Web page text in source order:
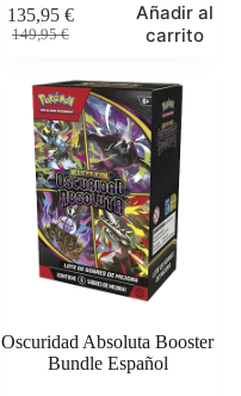
149,95€
El
original
era:
149,95 €.
135,95 €
El
actual
es:
135,95 €.
Añadir al
carrito
Oscuridad Absoluta Booster
Bundle Español